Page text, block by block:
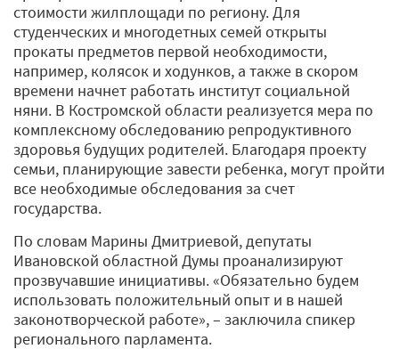
стоимости жилплощади по региону. Для
студенческих и многодетных семей открыты
прокаты предметов первой необходимости,
например, колясок и ходунков, а также в скором
времени начнет работать институт социальной
няни. В Костромской области реализуется мера по
комплексному обследованию репродуктивного
здоровья будущих родителей. Благодаря проекту
семьи, планирующие завести ребенка, могут пройти
все необходимые обследования за счет
государства.
По словам Марины Дмитриевой, депутаты
Ивановской областной Думы проанализируют
прозвучавшие инициативы. «Обязательно будем
использовать положительный опыт и в нашей
законотворческой работе», – заключила спикер
регионального парламента.